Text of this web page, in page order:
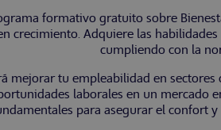
formativo gratuito sobre
crecimiento. Adquiere las
cumpliendo con la
mejorar tu empleabilidad en
laborales en un mercado
para asegurar el confort